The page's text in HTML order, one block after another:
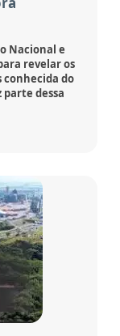
Nacional e
revelar os
conhecida do
dessa